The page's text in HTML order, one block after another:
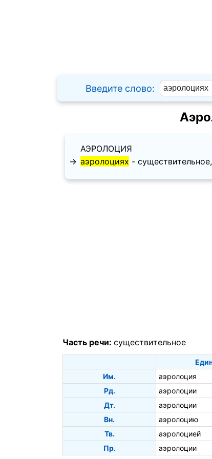
Введите слово:
АЭРОЛОЦИЯ
→ аэролоциях -
Часть речи: существительное
Им.
аэролоция
Рд.
аэролоции
Дт.
аэролоции
Вн.
аэролоцию
Тв.
аэролоцией
Пр.
аэролоции